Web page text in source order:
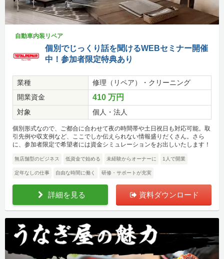
自動車内装リペア
個別でじっくり話を聞けるWEBセミナー開催
中！参加者限定特典あり
業種
修理（リペア）・クリーニング
開業資金
410 万円
対象 個人・法人
個別形式なので、ご都合に合わせて夜の時間帯や土日祝日も対応可能。取
引先例や収支例など、ここでしか伝えられない情報盛りだくさん。さら
に、参加者限定で希望者には資金シミュレーションをお出しいたします！
無店舗型のビジネス 低資金で始める 未経験からオーナーに 1人で開業
定年なしの仕事 自由な時間に働く 研修・サポートが充実
詳細を見る 資料ダウンロード